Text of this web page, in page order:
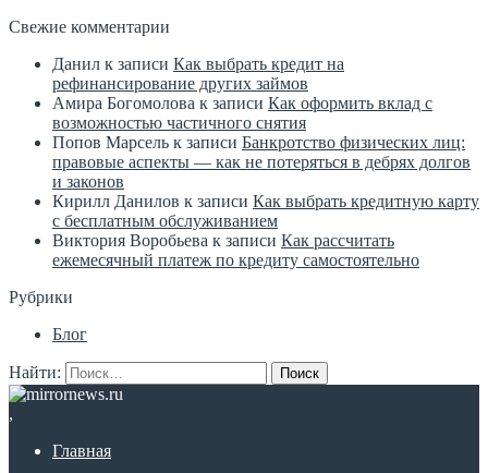
Свежие комментарии
Данил к записи Как выбрать кредит на
рефинансирование других займов
Амира Богомолова к записи Как оформить вклад с
возможностью частичного снятия
Попов Марсель к записи Банкротство физических лиц:
правовые аспекты — как не потеряться в дебрях долгов
и законов
Кирилл Данилов к записи Как выбрать кредитную карту
с бесплатным обслуживанием
Виктория Воробьева к записи Как рассчитать
ежемесячный платеж по кредиту самостоятельно
Рубрики
Блог
Найти:
,
Главная